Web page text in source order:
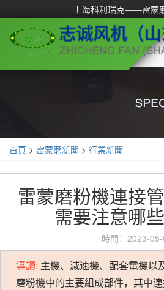
上海科利瑞克——雷蒙
首頁 > 雷蒙磨新聞 > 行業新聞
雷蒙磨粉機連接
需要注意哪
時間：2023-
導讀: 主機、減速機、配套電機以
磨粉機中的主要組成部件，其中